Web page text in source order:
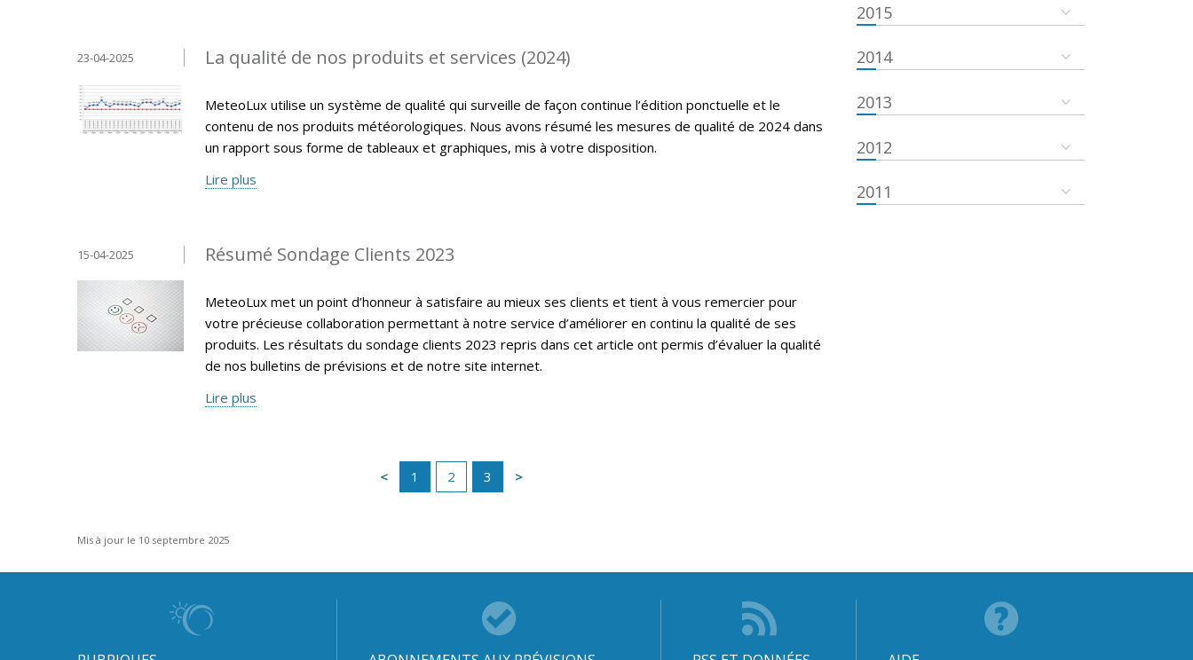
La qualité de nos produits et services (2024)
23-04-2025
MeteoLux utilise un système de qualité qui surveille de façon continue l’édition ponctuelle et le
contenu de nos produits météorologiques. Nous avons résumé les mesures de qualité de 2024 dans
un rapport sous forme de tableaux et graphiques, mis à votre disposition.
Lire plus
Résumé Sondage Clients 2023
15-04-2025
MeteoLux met un point d’honneur à satisfaire au mieux ses clients et tient à vous remercier pour
votre précieuse collaboration permettant à notre service d’améliorer en continu la qualité de ses
produits. Les résultats du sondage clients 2023 repris dans cet article ont permis d’évaluer la qualité
de nos bulletins de prévisions et de notre site internet.
Lire plus
1 2 3
2015
2014
2013
2012
2011
Mis à jour le 10 septembre 2025